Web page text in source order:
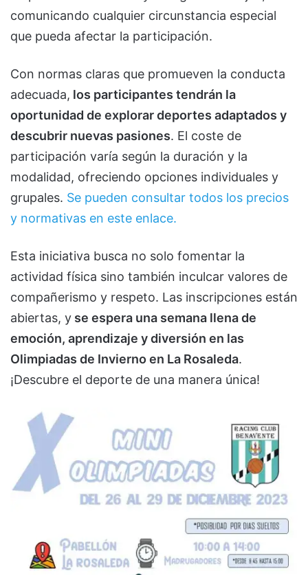
comunicando cualquier circunstancia especial
que pueda afectar la participación.
Con normas claras que promueven la conducta
adecuada, los participantes tendrán la
oportunidad de explorar deportes adaptados y
descubrir nuevas pasiones. El coste de
participación varía según la duración y la
modalidad, ofreciendo opciones individuales y
grupales. Se pueden consultar todos los precios
y normativas en este enlace.
Esta iniciativa busca no solo fomentar la
actividad física sino también inculcar valores de
compañerismo y respeto. Las inscripciones están
abiertas, y se espera una semana llena de
emoción, aprendizaje y diversión en las
Olimpiadas de Invierno en La Rosaleda.
¡Descubre el deporte de una manera única!